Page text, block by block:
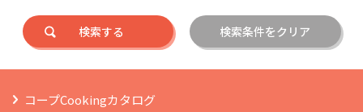
検索する 検索条件をクリア
コープCookingカタログ